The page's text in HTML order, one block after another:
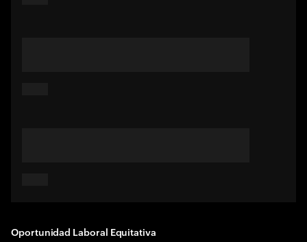
Oportunidad Laboral Equitativa